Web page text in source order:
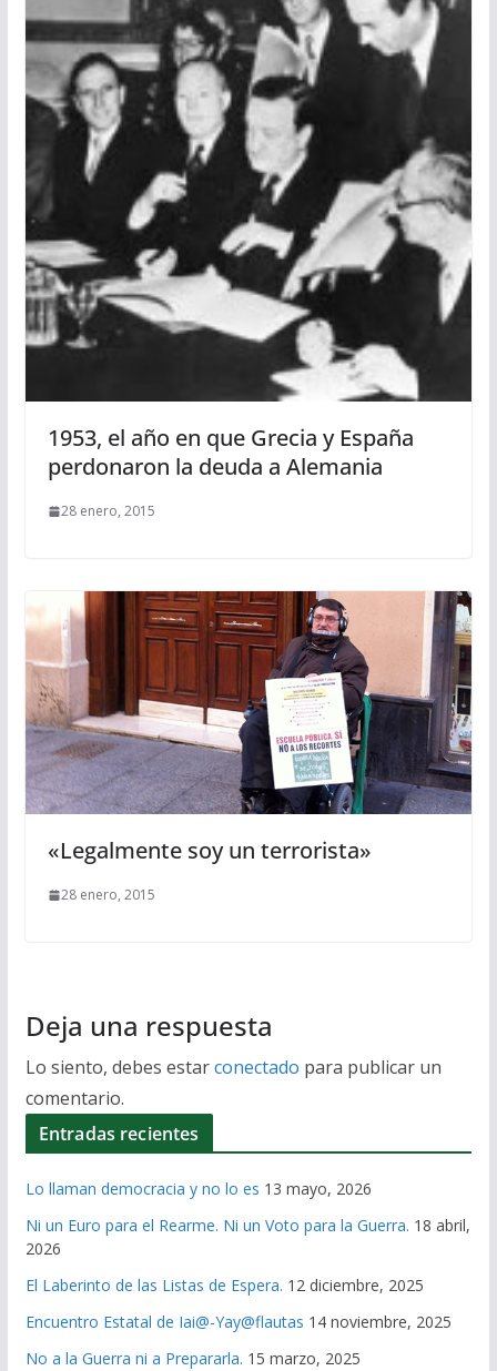
1953, el año en que Grecia y España
perdonaron la deuda a Alemania
28 enero, 2015
«Legalmente soy un terrorista»
28 enero, 2015
Deja una respuesta
Lo siento, debes estarconectado para publicar un
comentario.
Entradas recientes
Lo llaman democracia y no lo es 13 mayo, 2026
Ni un Euro para el Rearme. Ni un Voto para la Guerra. 18 abril,
2026
El Laberinto de las Listas de Espera. 12 diciembre, 2025
Encuentro Estatal de Iai@-Yay@flautas 14 noviembre, 2025
No a la Guerra ni a Prepararla. 15 marzo, 2025